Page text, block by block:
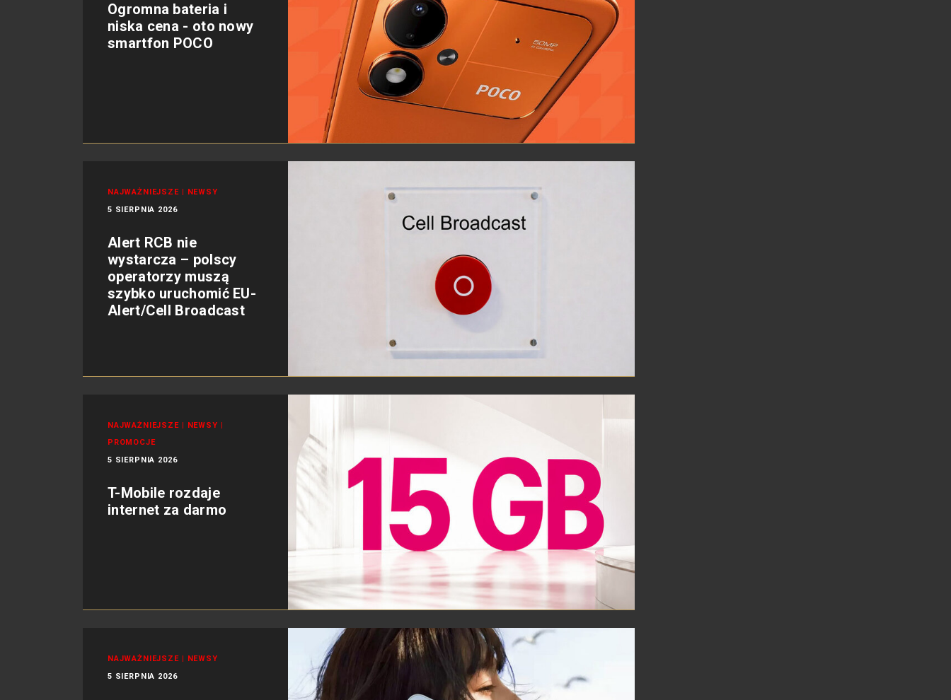
Ogromna bateria i
niska cena - oto nowy
smartfon POCO
NAJWAŻNIEJSZE | NEWSY
5 SIERPNIA 2026
Alert RCB nie
wystarcza – polscy
operatorzy muszą
szybko uruchomić EU-
Alert/Cell Broadcast
NAJWAŻNIEJSZE | NEWSY |
PROMOCJE
5 SIERPNIA 2026
T-Mobile rozdaje
internet za darmo
NAJWAŻNIEJSZE | NEWSY
5 SIERPNIA 2026